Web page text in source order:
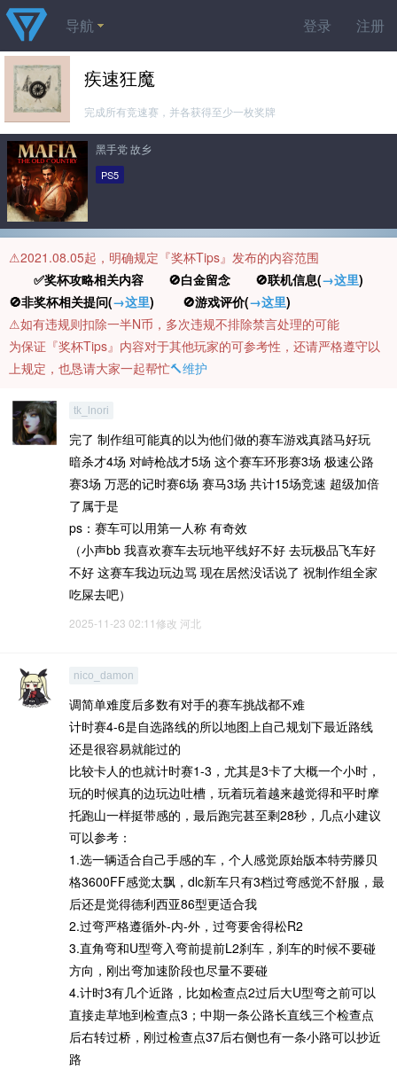
登录 注册
导航
疾速狂魔
完成所有竞速赛，并各获得至少一枚奖牌
黑手党 故乡
PS5
⚠️2021.08.05起，明确规定『奖杯Tips』发布的内容范围
✅奖杯攻略相关内容 🚫白金留念 🚫联机信息(→这里)
🚫非奖杯相关提问(→这里) 🚫游戏评价(→这里)
⚠️如有违规则扣除一半N币，多次违规不排除禁言处理的可能
为保证『奖杯Tips』内容对于其他玩家的可参考性，还请严格遵守以
上规定，也恳请大家一起帮忙🔨维护
tk_lnori
完了 制作组可能真的以为他们做的赛车游戏真踏马好玩
暗杀才4场 对峙枪战才5场 这个赛车环形赛3场 极速公路
赛3场 万恶的记时赛6场 赛马3场 共计15场竞速 超级加倍
了属于是
ps：赛车可以用第一人称 有奇效
（小声bb 我喜欢赛车去玩地平线好不好 去玩极品飞车好
不好 这赛车我边玩边骂 现在居然没话说了 祝制作组全家
吃屎去吧）
2025-11-23 02:11修改 河北
nico_damon
调简单难度后多数有对手的赛车挑战都不难
计时赛4-6是自选路线的所以地图上自己规划下最近路线
还是很容易就能过的
比较卡人的也就计时赛1-3，尤其是3卡了大概一个小时，
玩的时候真的边玩边吐槽，玩着玩着越来越觉得和平时摩
托跑山一样挺带感的，最后跑完甚至剩28秒，几点小建议
可以参考：
1.选一辆适合自己手感的车，个人感觉原始版本特劳滕贝
格3600FF感觉太飘，dlc新车只有3档过弯感觉不舒服，最
后还是觉得德利西亚86型更适合我
2.过弯严格遵循外-内-外，过弯要舍得松R2
3.直角弯和U型弯入弯前提前L2刹车，刹车的时候不要碰
方向，刚出弯加速阶段也尽量不要碰
4.计时3有几个近路，比如检查点2过后大U型弯之前可以
直接走草地到检查点3；中期一条公路长直线三个检查点
后右转过桥，刚过检查点37后右侧也有一条小路可以抄近
路